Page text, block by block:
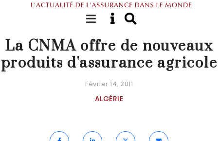
ACTUALITÉ
La CNMA offre de nouveaux
produits d'assurance agricole
Février 14, 2011
ALGÉRIE